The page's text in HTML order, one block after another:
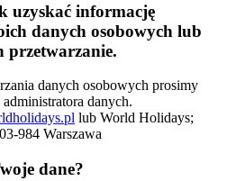
uzyskać informację
danych osobowych lub
przetwarzanie.
danych osobowych prosimy
administratora danych.
lub World Holidays;
984 Warszawa
dane?